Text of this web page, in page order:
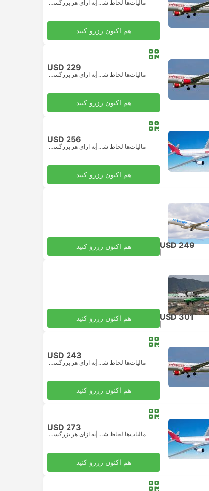
مالیات‌ها لحاظ شده | به ازای هر بزرگسال
هم اکنون رزرو کنید
USD 229
مالیات‌ها لحاظ شده | به ازای هر بزرگسال
هم اکنون رزرو کنید
USD 256
مالیات‌ها لحاظ شده | به ازای هر بزرگسال
هم اکنون رزرو کنید
USD 249
مالیات‌ها لحاظ شده
به ازای هر بزرگسال
هم اکنون رزرو کنید
USD 301
مالیات‌ها لحاظ شده
به ازای هر بزرگسال
هم اکنون رزرو کنید
USD 243
مالیات‌ها لحاظ شده | به ازای هر بزرگسال
هم اکنون رزرو کنید
USD 273
مالیات‌ها لحاظ شده | به ازای هر بزرگسال
هم اکنون رزرو کنید